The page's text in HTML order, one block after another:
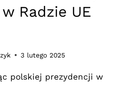
Radzie UE
3 lutego 2025
polskiej prezydencji w